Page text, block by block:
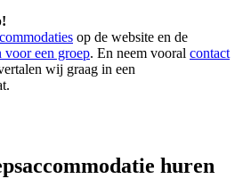
op de website en de
voor een groep. En neem vooral contact
wij graag in een
huren